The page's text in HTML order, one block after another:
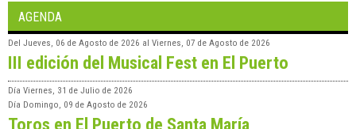
AGENDA
Del Jueves, 06 de Agosto de 2026 al Viernes, 07 de Agosto de 2026
III edición del Musical Fest en El Puerto
Día Viernes, 31 de Julio de 2026
Día Domingo, 09 de Agosto de 2026
Toros en El Puerto de Santa María